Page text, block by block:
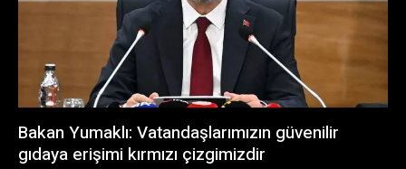
Bakan Yumaklı: Vatandaşlarımızın güvenilir
gıdaya erişimi kırmızı çizgimizdir